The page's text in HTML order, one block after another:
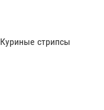
Куриные стрипсы